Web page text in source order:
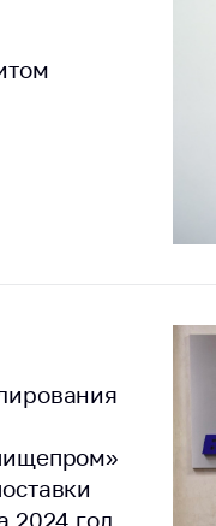
2024 год